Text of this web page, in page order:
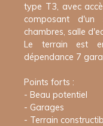
type T3, avec
composant d'un
chambres, salle
Le terrain est
dépendance 7
Points forts :
- Beau potentiel
- Garages
- Terrain